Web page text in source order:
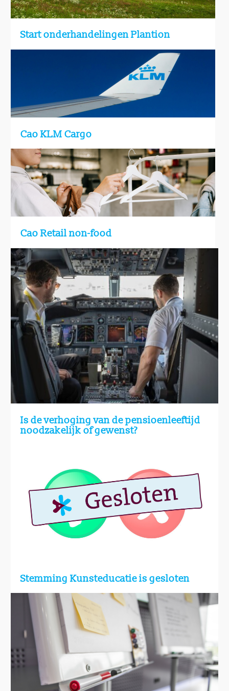
Start onderhandelingen Plantion
Cao KLM Cargo
Cao Retail non-food
Is de verhoging van de pensioenleeftijd
noodzakelijk of gewenst?
Stemming Kunsteducatie is gesloten